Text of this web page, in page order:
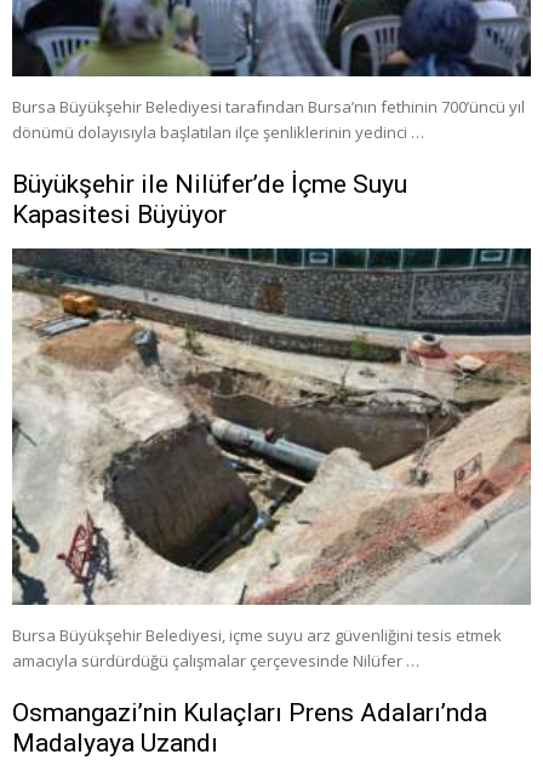
Bursa Büyükşehir Belediyesi tarafından Bursa’nın fethinin 700’üncü yıl
dönümü dolayısıyla başlatılan ilçe şenliklerinin yedinci …
Büyükşehir ile Nilüfer’de İçme Suyu
Kapasitesi Büyüyor
Bursa Büyükşehir Belediyesi, içme suyu arz güvenliğini tesis etmek
amacıyla sürdürdüğü çalışmalar çerçevesinde Nilüfer …
Osmangazi’nin Kulaçları Prens Adaları’nda
Madalyaya Uzandı